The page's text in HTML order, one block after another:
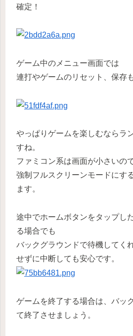
確定！
ゲーム中のメニュー画面では
連打やゲームのリセット、保存
やっぱりゲームを楽しむならラ
すね。
ファミコン系は画面が小さいの
強制フルスクリーンモードにす
ます。
途中でホームボタンをタップし
る場合でも
バックグラウンドで待機してく
せずに中断しても安心です。
ゲームを終了する場合は、バッ
て終了させましょう。